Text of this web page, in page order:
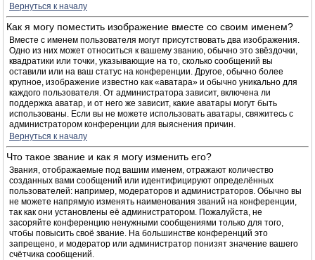
Вернуться к началу
Как я могу поместить изображение вместе со своим именем?
Вместе с именем пользователя могут присутствовать два изображения.
Одно из них может относиться к вашему званию, обычно это звёздочки,
квадратики или точки, указывающие на то, сколько сообщений вы
оставили или на ваш статус на конференции. Другое, обычно более
крупное, изображение известно как «аватара» и обычно уникально для
каждого пользователя. От администратора зависит, включена ли
поддержка аватар, и от него же зависит, какие аватары могут быть
использованы. Если вы не можете использовать аватары, свяжитесь с
администратором конференции для выяснения причин.
Вернуться к началу
Что такое звание и как я могу изменить его?
Звания, отображаемые под вашим именем, отражают количество
созданных вами сообщений или идентифицируют определённых
пользователей: например, модераторов и администраторов. Обычно вы
не можете напрямую изменять наименования званий на конференции,
так как они установлены её администратором. Пожалуйста, не
засоряйте конференцию ненужными сообщениями только для того,
чтобы повысить своё звание. На большинстве конференций это
запрещено, и модератор или администратор понизят значение вашего
счётчика сообщений.